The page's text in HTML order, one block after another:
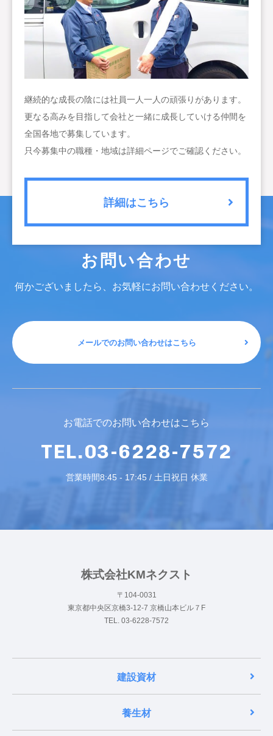
継続的な成長の陰には社員一人一人の頑張りがあります。
更なる高みを目指して会社と一緒に成長していける仲間を
全国各地で募集しています。
只今募集中の職種・地域は詳細ページでご確認ください。
詳細はこちら
お問い合わせ
何かございましたら、お気軽にお問い合わせください。
メールでのお問い合わせはこちら
お電話でのお問い合わせはこちら
TEL.03-6228-7572
営業時間8:45 - 17:45 / 土日祝日 休業
株式会社KMネクスト
〒104-0031
東京都中央区京橋3-12-7 京橋山本ビル７F
TEL. 03-6228-7572
建設資材
養生材